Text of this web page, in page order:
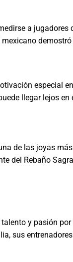
a
especial
llegar lejos en
de las joyas
del Rebaño
y pasión
sus